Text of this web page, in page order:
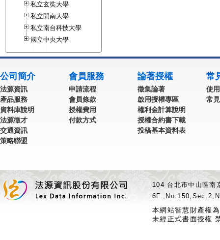
私立玄奘大學
私立開南大學
私立南台科技大學
國立中央大學
公司簡介
法源資訊
產品服務
資料庫說明
法源徵才
交通資訊
策略聯盟
會員服務
申請流程
會員條款
授權費用
付款方式
論著授權
徵集論著
啟用授權專區
權利金計算說明
授權合約書下載
投稿基本資料表
常
使
常
104 台北市中山區
本網站智慧財產權
未經正式書面授權